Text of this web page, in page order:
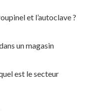
et l’autoclave ?
un magasin
est le secteur